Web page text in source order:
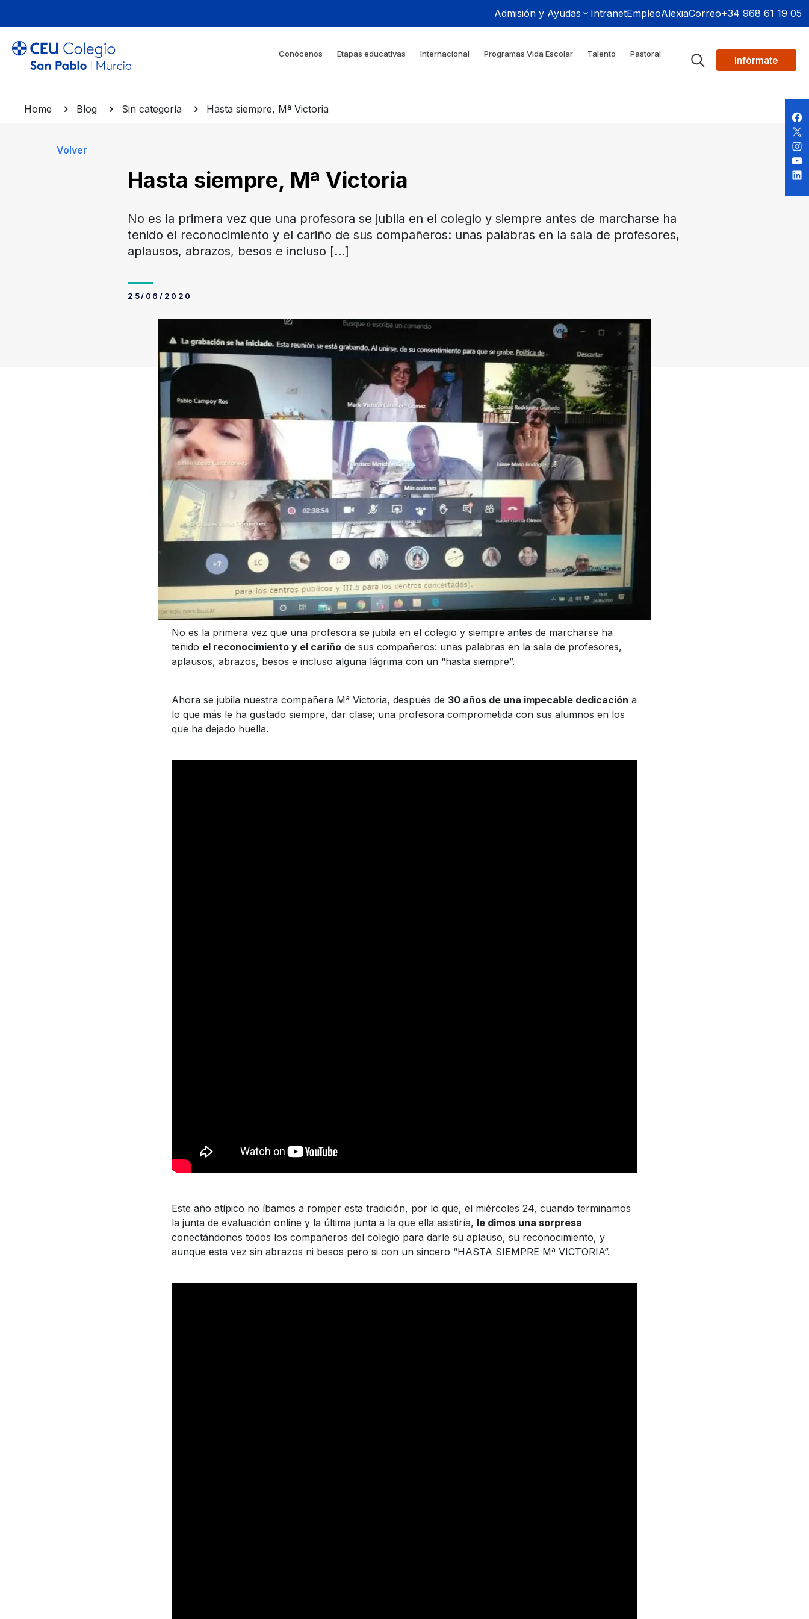
Admisión y Ayudas IntranetEmpleoAlexiaCorreo+34 968 61 19 05
Conócenos Etapas educativas Internacional Programas Vida Escolar Talento Pastoral
Infórmate
Home Blog Sin categoría Hasta siempre, Mª Victoria
Volver
Hasta siempre, Mª Victoria
No es la primera vez que una profesora se jubila en el colegio y siempre antes de marcharse ha
tenido el reconocimiento y el cariño de sus compañeros: unas palabras en la sala de profesores,
aplausos, abrazos, besos e incluso […]
25/06/2020
No es la primera vez que una profesora se jubila en el colegio y siempre antes de marcharse ha
tenido el reconocimiento y el cariñode sus compañeros: unas palabras en la sala de profesores,
aplausos, abrazos, besos e incluso alguna lágrima con un “hasta siempre”.
Ahora se jubila nuestra compañera Mª Victoria, después de 30 años de una impecable dedicación a
lo que más le ha gustado siempre, dar clase; una profesora comprometida con sus alumnos en los
que ha dejado huella.
Este año atípico no íbamos a romper esta tradición, por lo que, el miércoles 24, cuando terminamos
la junta de evaluación online y la última junta a la que ella asistiría, le dimos una sorpresa
conectándonos todos los compañeros del colegio para darle su aplauso, su reconocimiento, y
aunque esta vez sin abrazos ni besos pero si con un sincero “HASTA SIEMPRE Mª VICTORIA”.